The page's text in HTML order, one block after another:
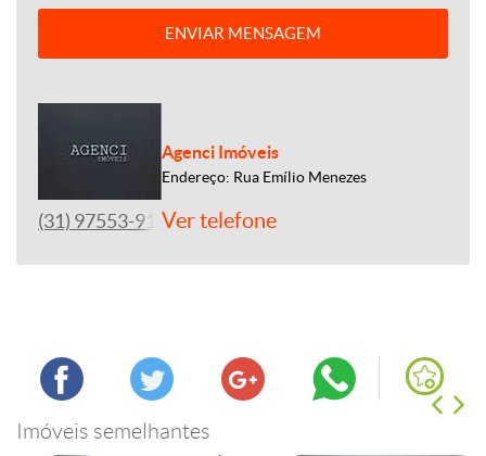
ENVIAR MENSAGEM
Agenci Imóveis
Endereço: Rua Emílio Menezes
(31) 97553-9144Ver telefone
Imóveis semelhantes